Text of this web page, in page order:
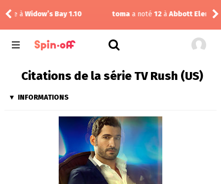
1.10 tomaa noté àAbbott Elementary 2.14
Citations de la série TV Rush (US)
INFORMATIONS